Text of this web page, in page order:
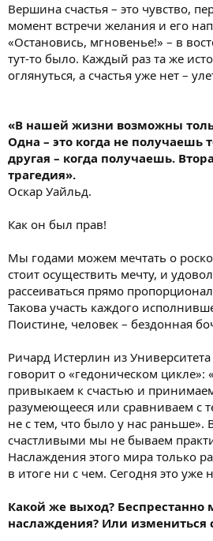
Вершина счастья – это чувство,
момент встречи желания и его
«Остановись, мгновенье!» – в
тут-то было. Каждый раз та же
оглянуться, а счастья уже нет –
«В нашей жизни возможны
Одна – это когда не получаешь
другая – когда получаешь.
трагедия».
Оскар Уайльд.
Как он был прав!
Мы годами можем мечтать о
стоит осуществить мечту, и
рассеиваться прямо
Такова участь каждого
Поистине, человек – бездонная
Ричард Истерлин из
говорит о «гедоническом
привыкаем к счастью и
разумеющееся или сравниваем с
не с тем, что было у нас раньше».
счастливыми мы не бываем
Наслаждения этого мира только
в итоге ни с чем. Сегодня это уже
Какой же выход? Беспрестанно
наслаждения? Или измениться